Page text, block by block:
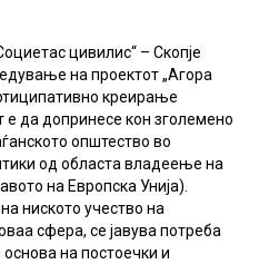
цивилис“ – Скопје
на проектот „Агора
креирање
е да допринесе кон зголемено
општество во
од областа владеење на
на Европска Унија).
ниското учество на
сфера, се јавува потреба
на постоечки и